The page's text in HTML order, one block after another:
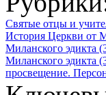
Святые отцы и
История Церкви от
Миланского эдикта
Миланского эдикта
просвещение.